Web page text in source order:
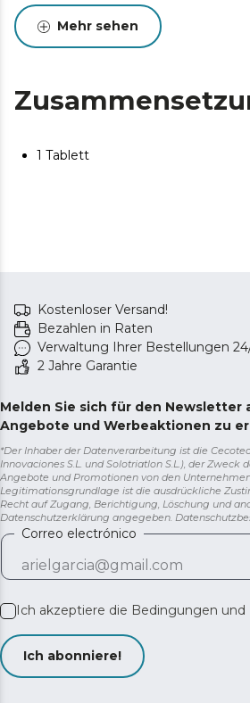
Mehr sehen
1 Tablett
Kostenloser Versand!
Bezahlen in Raten
Verwaltung Ihrer Bestellungen
2 Jahre Garantie
Melden Sie sich für den Newsletter
Angebote und Werbeaktionen zu
*Der Inhaber der Datenverarbeitung ist die
Innovaciones S.L. und Solotriatlon S.L.), der Zweck
Angebote und Promotionen von den
Legitimationsgrundlage ist die ausdrückliche
Recht auf Zugang, Berichtigung, Löschung und
Datenschutzerklärung angegeben.
Correo electrónico
Ich akzeptiere die Bedingungen und
Ich abonniere!